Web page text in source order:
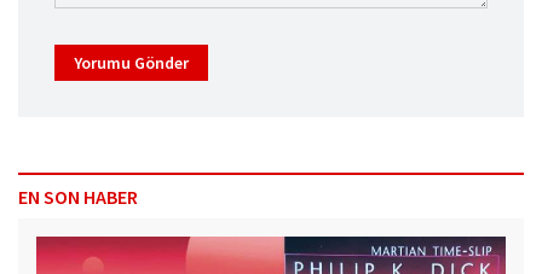
Yorumu Gönder
EN SON HABER